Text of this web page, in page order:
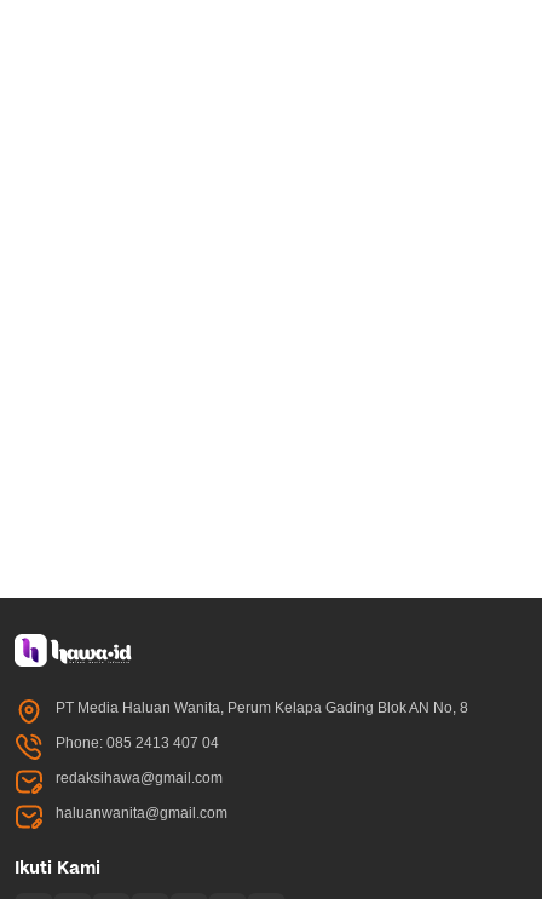
PT Media Haluan Wanita, Perum Kelapa Gading Blok AN No, 8
Phone: 085 2413 407 04
redaksihawa@gmail.com
haluanwanita@gmail.com
Ikuti Kami